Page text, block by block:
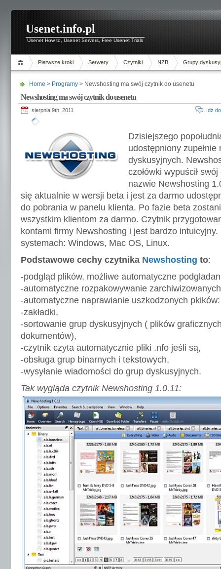
Usenet.info.pl
Usenet How to, Usenet Servers, Free Usenet Trials
Pierwsze kroki Serwery Czytniki NZB Grupy
Home > Programy > Newshosting ma swój czytnik do usenetu
Newshosting ma swój czytnik do usenetu
sierpnia 9th, 2011 Idź
Dzisiejszego
udostępniony
dyskusyjnych.
czołówki wypuścił
nazwie Newshosting
się aktualnie w wersji beta i jest za darmo
do pobrania w panelu klienta. Po fazie beta
wszystkim klientom za darmo. Czytnik
kontami firmy Newshosting i jest bardzo
systemach: Windows, Mac OS, Linux.
Podstawowe cechy czytnika Newshosting to:
-podgląd plików, możliwe automatyczne
-automatyczne rozpakowywanie
-automatyczne naprawianie uszkodzonych
-zakładki,
-sortowanie grup dyskusyjnych ( plików
dokumentów),
-czytnik czyta automatycznie pliki .nfo jeśli są,
-obsługa grup binarnych i tekstowych,
-wysyłanie wiadomości do grup dyskusyjnych.
Tak wygląda czytnik Newshosting 1.0.11: